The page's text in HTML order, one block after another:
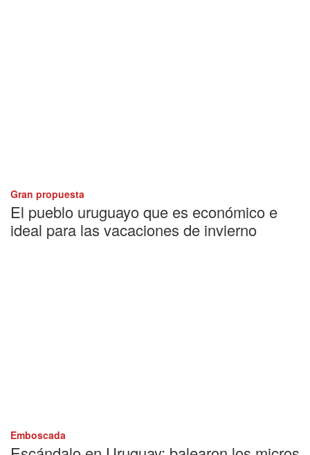
Gran propuesta
El pueblo uruguayo que es económico e
ideal para las vacaciones de invierno
Emboscada